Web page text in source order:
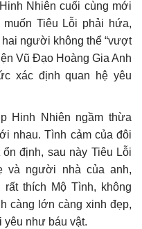
Nhiên cuối cùng mới
Tiêu Lỗi phải hứa,
người không thể “vượt
Vũ Đạo Hoàng Gia Anh
xác định quan hệ yêu
Hinh Nhiên ngầm thừa
nhau. Tình cảm của đôi
định, sau này Tiêu Lỗi
và người nhà của anh,
thích Mộ Tình, không
càng lớn càng xinh đẹp,
yêu như báu vật.